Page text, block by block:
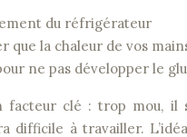
du réfrigérateur
que la chaleur de vos
ne pas développer le
facteur clé : trop mou,
difficile à travailler.